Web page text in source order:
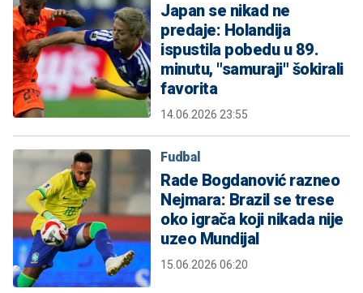
Japan se nikad ne
predaje: Holandija
ispustila pobedu u 89.
minutu, "samuraji" šokirali
favorita
14.06.2026 23:55
Fudbal
Rade Bogdanović razneo
Nejmara: Brazil se trese
oko igrača koji nikada nije
uzeo Mundijal
15.06.2026 06:20